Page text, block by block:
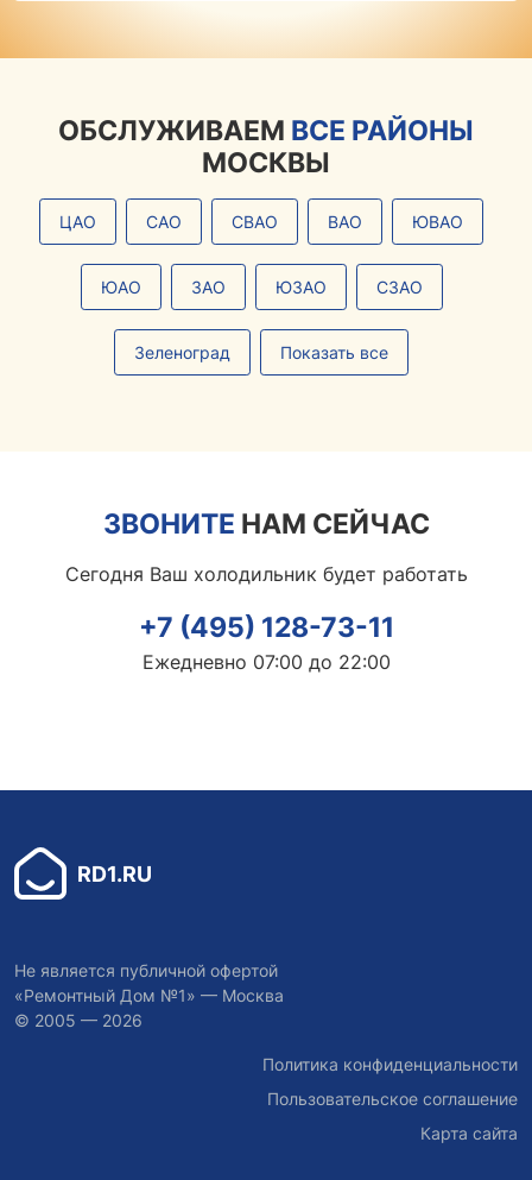
ОБСЛУЖИВАЕМ ВСЕ РАЙОНЫ
МОСКВЫ
ЦАО САО СВАО ВАО ЮВАО
ЮАО ЗАО ЮЗАО СЗАО
Зеленоград Показать все
ЗВОНИТЕ НАМ СЕЙЧАС
Сегодня Ваш холодильник будет работать
+7 (495) 128-73-11
Ежедневно 07:00 до 22:00
RD1.RU
Не является публичной офертой
«Ремонтный Дом №1» — Москва
© 2005 — 2026
Политика конфиденциальности
Пользовательское соглашение
Карта сайта